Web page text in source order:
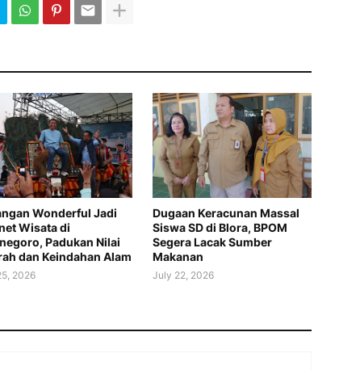
Wonderful Jadi
Wisata di
Padukan Nilai
dan Keindahan Alam
2026
Dugaan Keracunan Massal
Siswa SD di Blora, BPOM
Segera Lacak Sumber
Makanan
July 22, 2026